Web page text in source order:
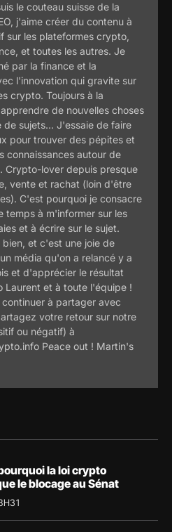
le couteau suisse de la
j'aime créer du contenu à
sur les plateformes crypto,
et toutes les autres. Je
par la finance et la
l'innovation qui gravite sur
crypto. Toujours à la
de nouvelles choses
de sujets... J'essaie de faire
pour trouver des pépites et
connaissances autour de
Crypto-lover depuis presque
vente et rachat (loin d'être
C'est pourquoi je consacre
temps à m'informer sur les
et à écrire sur le sujet.
bien, et c'est une joie de
média qu'on a relancé y a
et d'apprécier le résultat
Laurent et à toute l'équipe !
à partager avec
votre retour sur notre
ou négatif) à
Peace out ! Martin's
la loi crypto
le blocage au Sénat